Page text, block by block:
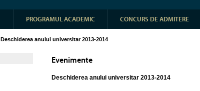
PROGRAMUL ACADEMIC CONCURS DE ADMITERE
Deschiderea anului universitar 2013-2014
Evenimente
Deschiderea anului universitar 2013-2014